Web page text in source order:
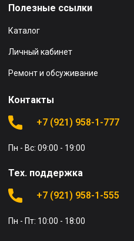
Полезные ссылки
Каталог
Личный кабинет
Ремонт и обсуживание
Контакты
+7 (921) 958-1-777
Пн - Вс: 09:00 - 19:00
Тех. поддержка
+7 (921) 958-1-555
Пн - Пт: 10:00 - 18:00